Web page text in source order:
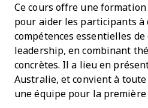
Ce cours offre une
pour aider les participants à
compétences essentielles de
leadership, en combinant
concrètes. Il a lieu en
Australie, et convient à
une équipe pour la première